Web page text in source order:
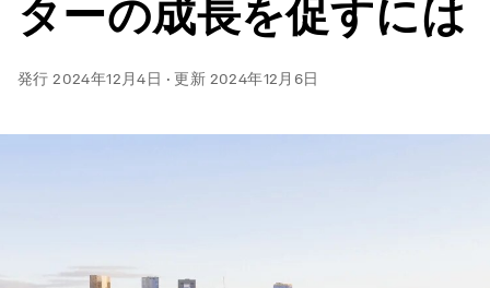
ターの成長を促すには
発行2024年12月4日 ·更新 2024年12月6日